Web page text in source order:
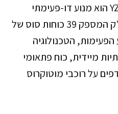
הלב הפועם של אופנוع YZ125 הוא מנוע דו-פעימתי
חד-צילינדרי בנפח 125 סמ"ק המספק 39 כוחות סוס של
הפעימות, הטכנולוגיה
מיידית, כוח פתאומי
על רוכבי מוטוקרוס